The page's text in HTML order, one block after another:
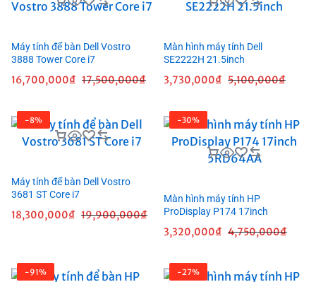
Máy tính để bàn Dell Vostro
3888 Tower Core i7
16,700,000₫ 17,500,000₫
Màn hình máy tính Dell
SE2222H 21.5inch
3,730,000₫ 5,100,000₫
-8%
Máy tính để bàn Dell Vostro
3681 ST Core i7
18,300,000₫ 19,900,000₫
-30%
Màn hình máy tính HP
ProDisplay P174 17inch
3,320,000₫ 4,750,000₫
-91% -27%